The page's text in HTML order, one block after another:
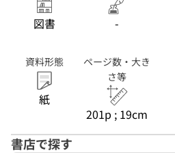
図書 -
資料形態
紙
ページ数・大き
さ等
201p ; 19cm
書店で探す